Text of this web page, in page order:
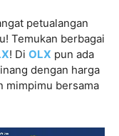
petualangan
Temukan berbagai
! Di OLX pun ada
dengan harga
mimpimu bersama